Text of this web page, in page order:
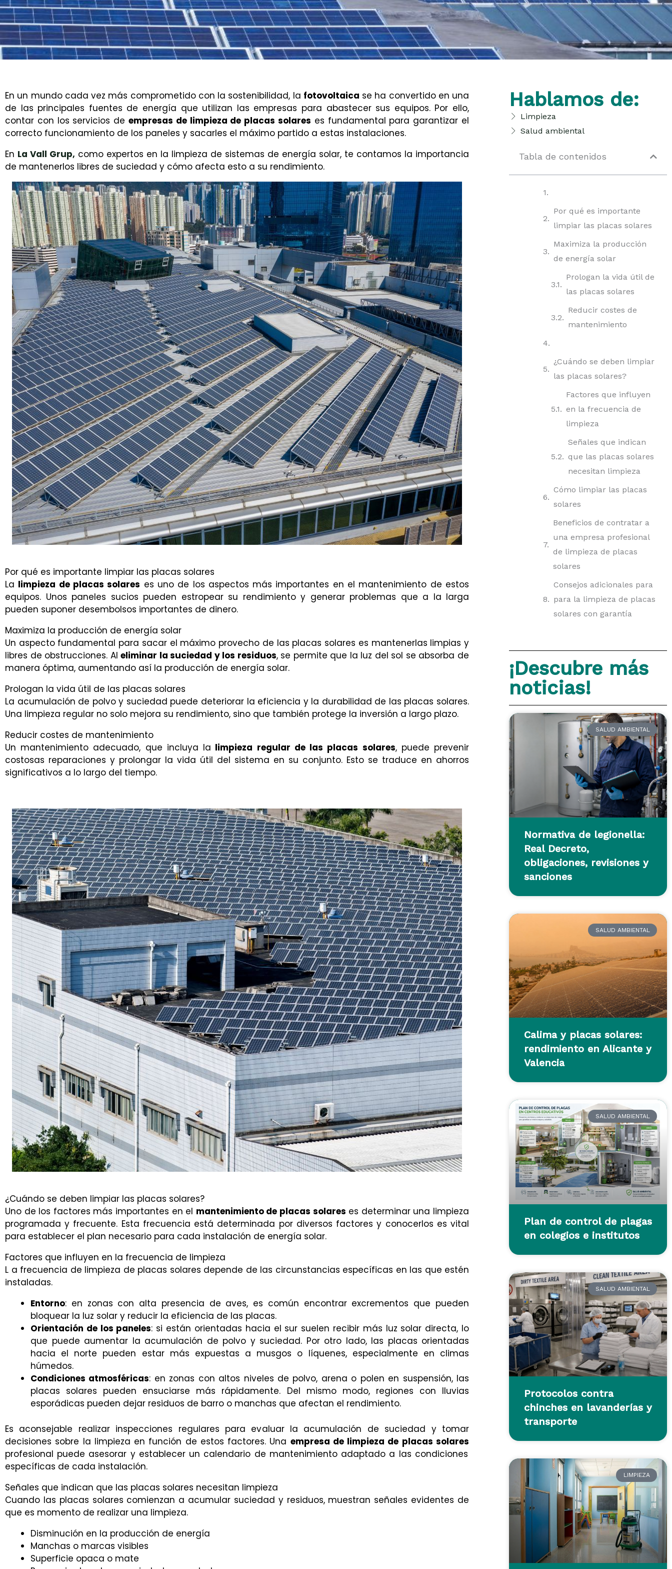
En un mundo cada vez más comprometido con la sostenibilidad, la fotovoltaica se ha convertido en una
de las principales fuentes de energía que utilizan las empresas para abastecer sus equipos. Por ello,
contar con los servicios de empresas de limpieza de placas solares es fundamental para garantizar el
correcto funcionamiento de los paneles y sacarles el máximo partido a estas instalaciones.
En La Vall Grup, como expertos en la limpieza de sistemas de energía solar, te contamos la importancia
de mantenerlos libres de suciedad y cómo afecta esto a su rendimiento.
Por qué es importante limpiar las placas solares
La limpieza de placas solares es uno de los aspectos más importantes en el mantenimiento de estos
equipos. Unos paneles sucios pueden estropear su rendimiento y generar problemas que a la larga
pueden suponer desembolsos importantes de dinero.
Maximiza la producción de energía solar
Un aspecto fundamental para sacar el máximo provecho de las placas solares es mantenerlas limpias y
libres de obstrucciones. Aleliminar la suciedad y los residuos, se permite que la luz del sol se absorba de
manera óptima, aumentando así la producción de energía solar.
Prologan la vida útil de las placas solares
La acumulación de polvo y suciedad puede deteriorar la eficiencia y la durabilidad de las placas solares.
Una limpieza regular no solo mejora su rendimiento, sino que también protege la inversión a largo plazo.
Reducir costes de mantenimiento
Un mantenimiento adecuado, que incluya la limpieza regular de las placas solares, puede prevenir
costosas reparaciones y prolongar la vida útil del sistema en su conjunto. Esto se traduce en ahorros
significativos a lo largo del tiempo.
¿Cuándo se deben limpiar las placas solares?
Uno de los factores más importantes en el mantenimiento de placas solares es determinar una limpieza
programada y frecuente. Esta frecuencia está determinada por diversos factores y conocerlos es vital
para establecer el plan necesario para cada instalación de energía solar.
Factores que influyen en la frecuencia de limpieza
L a frecuencia de limpieza de placas solares depende de las circunstancias específicas en las que estén
instaladas.
Entorno: en zonas con alta presencia de aves, es común encontrar excrementos que pueden
bloquear la luz solar y reducir la eficiencia de las placas.
Orientación de los paneles: si están orientadas hacia el sur suelen recibir más luz solar directa, lo
que puede aumentar la acumulación de polvo y suciedad. Por otro lado, las placas orientadas
hacia el norte pueden estar más expuestas a musgos o líquenes, especialmente en climas
húmedos.
Condiciones atmosféricas: en zonas con altos niveles de polvo, arena o polen en suspensión, las
placas solares pueden ensuciarse más rápidamente. Del mismo modo, regiones con lluvias
esporádicas pueden dejar residuos de barro o manchas que afectan el rendimiento.
Es aconsejable realizar inspecciones regulares para evaluar la acumulación de suciedad y tomar
decisiones sobre la limpieza en función de estos factores. Una empresa de limpieza de placas solares
profesional puede asesorar y establecer un calendario de mantenimiento adaptado a las condiciones
específicas de cada instalación.
Señales que indican que las placas solares necesitan limpieza
Cuando las placas solares comienzan a acumular suciedad y residuos, muestran señales evidentes de
que es momento de realizar una limpieza.
Disminución en la producción de energía
Manchas o marcas visibles
Superficie opaca o mate
Hablamos de:
Limpieza
Salud ambiental
Tabla de contenidos
Por qué es importante
limpiar las placas solares
Maximiza la producción
de energía solar
Prologan la vida útil de
las placas solares
Reducir costes de
mantenimiento
¿Cuándo se deben limpiar
las placas solares?
Factores que influyen
en la frecuencia de
limpieza
Señales que indican
que las placas solares
necesitan limpieza
Cómo limpiar las placas
solares
Beneficios de contratar a
una empresa profesional
de limpieza de placas
solares
Consejos adicionales para
para la limpieza de placas
solares con garantía
¡Descubre más
noticias!
SALUD AMBIENTAL
Normativa de legionella:
Real Decreto,
obligaciones, revisiones y
sanciones
SALUD AMBIENTAL
Calima y placas solares:
rendimiento en Alicante y
Valencia
SALUD AMBIENTAL
Plan de control de plagas
en colegios e institutos
SALUD AMBIENTAL
Protocolos contra
chinches en lavanderías y
transporte
LIMPIEZA